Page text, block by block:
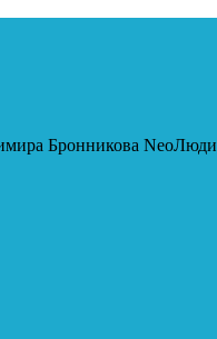
Бронникова NeoЛюди